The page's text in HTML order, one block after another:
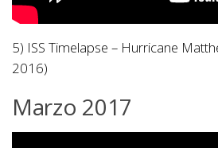
5) ISS Timelapse – Hurricane
2016)
Marzo 2017